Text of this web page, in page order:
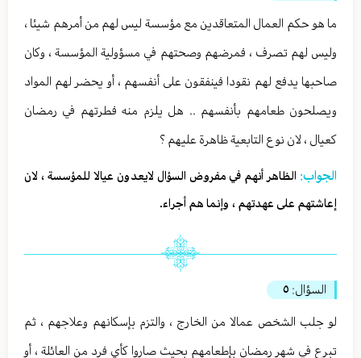
ما هو حكم العمال المتعاقدين مع مؤسسة ليس لهم من أمرهم شيئا ،
وليس لهم تصرف ، فمرضهم وصحتهم في مسؤولية المؤسسة ، وكان
صاحبها يدفع لهم نقودا فينفقون على أنفسهم ، أو يحضر لهم المواد
ويصلحون طعامهم بأنفسهم .. هل يلزم منه فطرتهم في رمضان
كعيال ، لان نوع التابعية ظاهرة عليهم ؟
الجواب: الظاهر أنهم في مفروض السؤال لايعدون عيالا للمؤسسة ، لان
إعاشتهم على عهدتهم ، وإنما هم أجراء.
السؤال: ٥
لو جلب الشخص عمالا من الخارج ، والتزم بإسكانهم وعلاجهم ، ثم
تبرع في شهر رمضان بإطعامهم بحيث صاروا كأي فرد من العائلة ، أو